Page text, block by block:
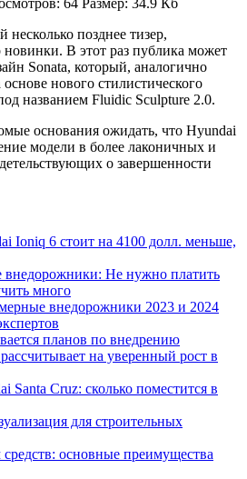
позднее тизер,
новинки. В этот раз публика может
Sonata, который, аналогично
нового стилистического
названием Fluidic Sculpture 2.0.
основания ожидать, что Hyundai
модели в более лаконичных и
о завершенности
Ioniq 6 стоит на 4100 долл. меньше,
внедорожники: Не нужно платить
много
внедорожники 2023 и 2024
планов по внедрению
на уверенный рост в
Santa Cruz: сколько поместится в
для строительных
основные преимущества